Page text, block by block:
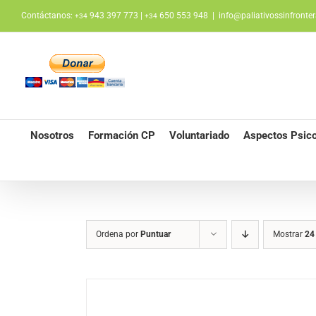
contenido
Contáctanos: +34 943 397 773 | +34 650 553 948
Nosotros Formación CP Voluntariado Aspectos
Ordena por Puntuar Mostrar 24